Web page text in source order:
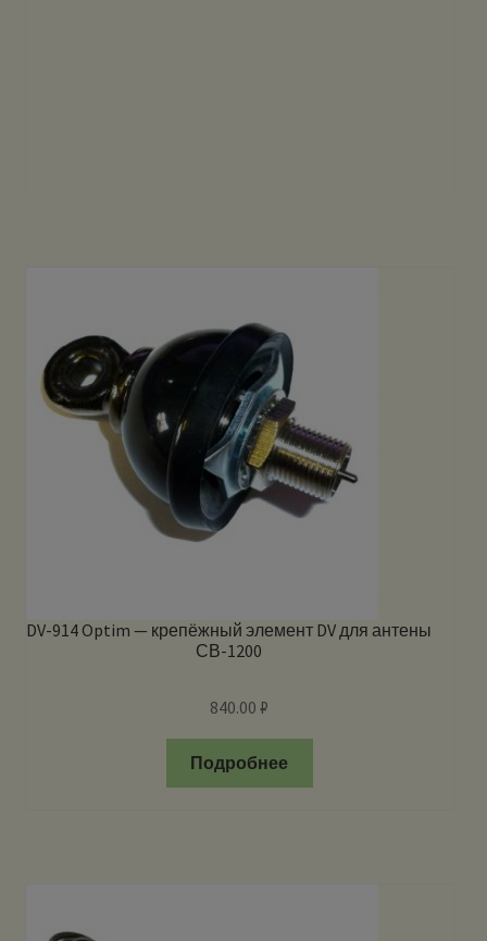
DV-914 Optim — крепёжный элемент DV для антены
СВ-1200
840.00₽
Подробнее